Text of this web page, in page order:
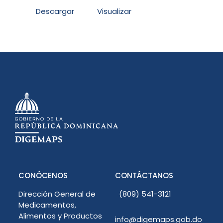
Descargar Visualizar
CONÓCENOS
Dirección General de
Medicamentos,
Alimentos y Productos
CONTÁCTANOS
(809) 541-3121
info@digemaps.gob.do